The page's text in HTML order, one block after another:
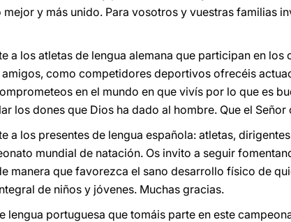
y más unido. Para vosotros y vuestras familias
a los atletas de lengua alemana que participan en
amigos, como competidores deportivos ofrecéis
en el mundo en que vivís por lo que es
los dones que Dios ha dado al hombre. Que el
a los presentes de lengua española: atletas,
mundial de natación. Os invito a seguir
manera que favorezca el sano desarrollo físico de
de niños y jóvenes. Muchas gracias.
lengua portuguesa que tomáis parte en este